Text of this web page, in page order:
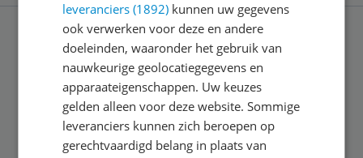
Service
Algemeen
leveranciers (1892) kunnen uw gegevens
ook verwerken voor deze en andere
doeleinden, waaronder het gebruik van
nauwkeurige geolocatiegegevens en
apparaateigenschappen. Uw keuzes
gelden alleen voor deze website. Sommige
leveranciers kunnen zich beroepen op
gerechtvaardigd belang in plaats van